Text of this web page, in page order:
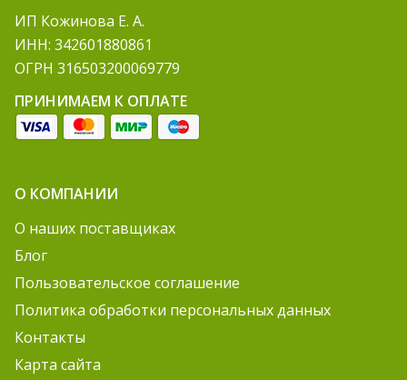
ИП Кожинова Е. А.
ИНН: 342601880861
ОГРН 316503200069779
ПРИНИМАЕМ К ОПЛАТЕ
О КОМПАНИИ
О наших поставщиках
Блог
Пользовательское соглашение
Политика обработки персональных данных
Контакты
Карта сайта